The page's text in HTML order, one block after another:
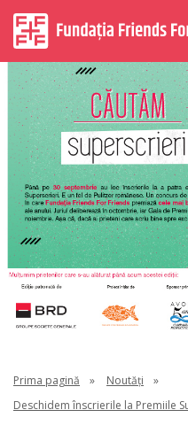
Prima pagină » Noutăți
»
Deschidem înscrierile la Premiile